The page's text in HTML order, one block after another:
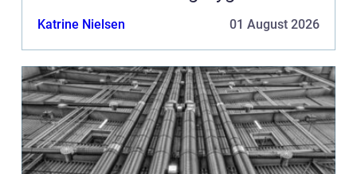
Katrine Nielsen 01 August 2026